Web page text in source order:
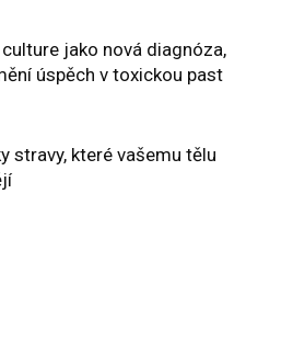
jako nová diagnóza,
úspěch v toxickou past
stravy, které vašemu tělu